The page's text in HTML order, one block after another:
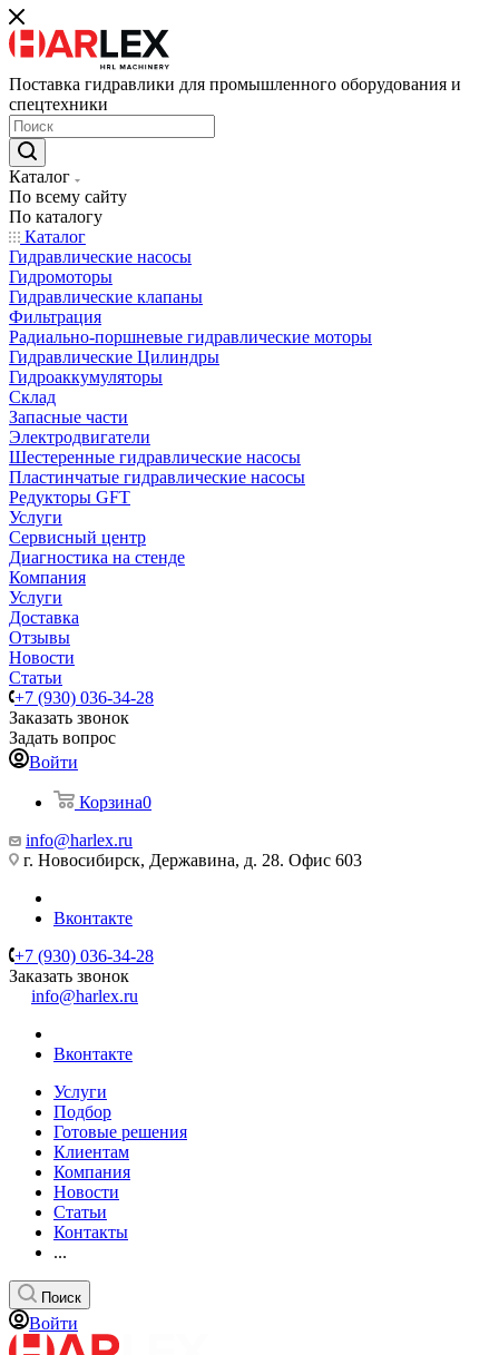
Поставка гидравлики для промышленного оборудования и
спецтехники
Каталог
По всему сайту
По каталогу
Каталог
Гидравлические насосы
Гидромоторы
Гидравлические клапаны
Фильтрация
Радиально-поршневые гидравлические моторы
Гидравлические Цилиндры
Гидроаккумуляторы
Склад
Запасные части
Электродвигатели
Шестеренные гидравлические насосы
Пластинчатые гидравлические насосы
Редукторы GFT
Услуги
Сервисный центр
Диагностика на стенде
Компания
Услуги
Доставка
Отзывы
Новости
Статьи
+7 (930) 036-34-28
Заказать звонок
Задать вопрос
Войти
Корзина0
info@harlex.ru
г. Новосибирск, Державина, д. 28. Офис 603
Вконтакте
+7 (930) 036-34-28
Заказать звонок
info@harlex.ru
Вконтакте
Услуги
Подбор
Готовые решения
Клиентам
Компания
Новости
Статьи
Контакты
...
Поиск
Войти